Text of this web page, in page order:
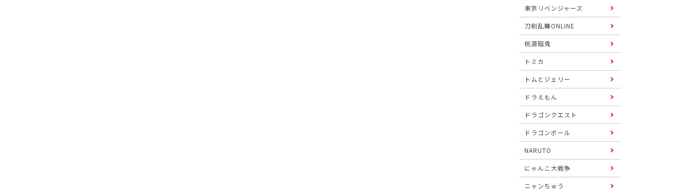
東京リベンジャーズ
刀剣乱舞ONLINE
桃源暗鬼
トミカ
トムとジェリー
ドラえもん
ドラゴンクエスト
ドラゴンボール
NARUTO
にゃんこ大戦争
ニャンちゅう